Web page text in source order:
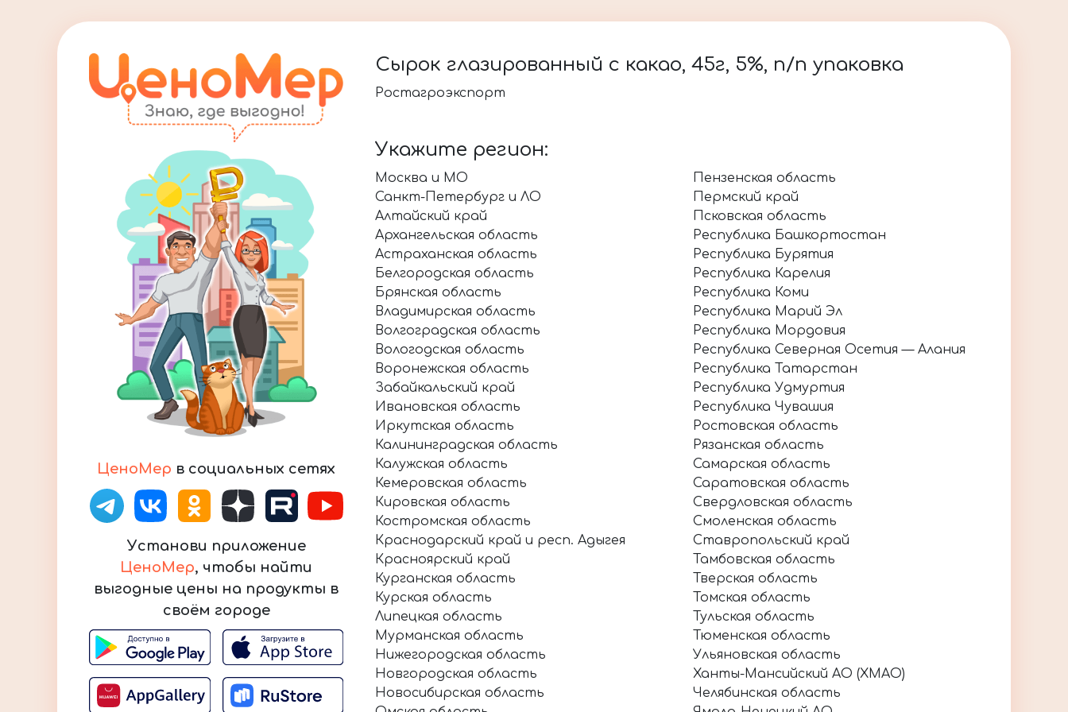
ЦеноМер в социальных сетях
Установи приложение
ЦеноМер, чтобы найти
выгодные цены на продукты в
своём городе
Сырок глазированный с какао, 45г, 5%, п/п упаковка
Ростагроэкспорт
Укажите регион:
Москва и МО
Санкт-Петербург и ЛО
Алтайский край
Архангельская область
Астраханская область
Белгородская область
Брянская область
Владимирская область
Волгоградская область
Вологодская область
Воронежская область
Забайкальский край
Ивановская область
Иркутская область
Калининградская область
Калужская область
Кемеровская область
Кировская область
Костромская область
Краснодарский край и респ. Адыгея
Красноярский край
Курганская область
Курская область
Липецкая область
Мурманская область
Нижегородская область
Новгородская область
Новосибирская область
Пензенская область
Пермский край
Псковская область
Республика Башкортостан
Республика Бурятия
Республика Карелия
Республика Коми
Республика Марий Эл
Республика Мордовия
Республика Северная Осетия — Алания
Республика Татарстан
Республика Удмуртия
Республика Чувашия
Ростовская область
Рязанская область
Самарская область
Саратовская область
Свердловская область
Смоленская область
Ставропольский край
Тамбовская область
Тверская область
Томская область
Тульская область
Тюменская область
Ульяновская область
Ханты-Мансийский АО (ХМАО)
Челябинская область